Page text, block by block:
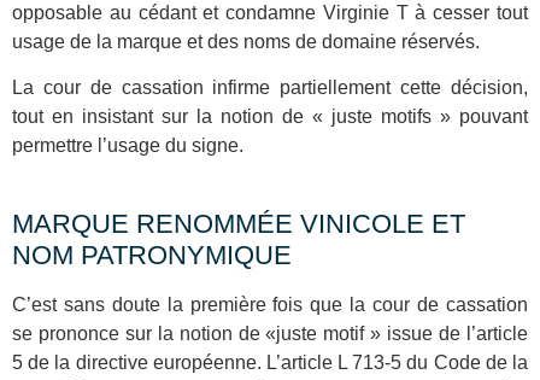
opposable au cédant et condamne Virginie T à cesser tout
usage de la marque et des noms de domaine réservés.
La cour de cassation infirme partiellement cette décision,
tout en insistant sur la notion de « juste motifs » pouvant
permettre l’usage du signe.
MARQUE RENOMMÉE VINICOLE ET
NOM PATRONYMIQUE
C’est sans doute la première fois que la cour de cassation
se prononce sur la notion de «juste motif » issue de l’article
5 de la directive européenne. L’article L 713-5 du Code de la